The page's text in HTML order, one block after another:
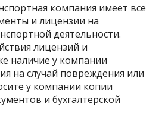
компания имеет все
и лицензии на
деятельности.
лицензий и
наличие у компании
на случай повреждения или
у компании копии
и бухгалтерской